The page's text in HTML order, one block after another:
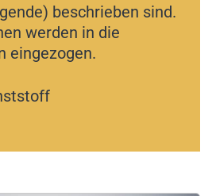
beschrieben sind.
werden in die
eingezogen.